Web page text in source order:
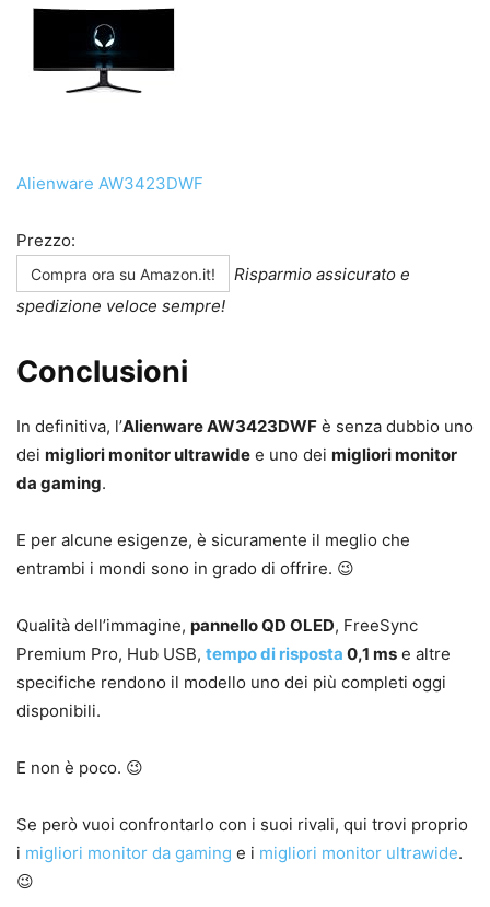
Alienware AW3423DWF
Prezzo:
Compra ora su Amazon.it!
Risparmio assicurato e
spedizione veloce sempre!
Conclusioni
In definitiva, l’Alienware AW3423DWF è senza dubbio uno
dei migliori monitor ultrawide e uno dei migliori monitor
da gaming.
E per alcune esigenze, è sicuramente il meglio che
entrambi i mondi sono in grado di offrire. 😉
Qualità dell’immagine, pannello QD OLED, FreeSync
Premium Pro, Hub USB, tempo di risposta 0,1 ms e altre
specifiche rendono il modello uno dei più completi oggi
disponibili.
E non è poco. 😉
Se però vuoi confrontarlo con i suoi rivali, qui trovi proprio
i migliori monitor da gaming e i migliori monitor ultrawide.
😉